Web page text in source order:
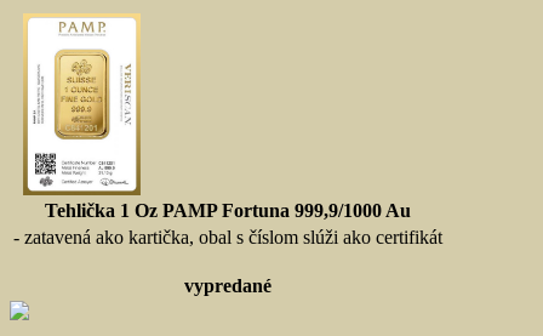
Tehlička 1 Oz PAMP Fortuna 999,9/1000 Au
- zatavená ako kartička, obal s číslom slúži ako certifikát
vypredané